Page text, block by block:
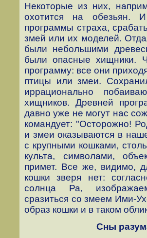
Некоторые из них,
охотится на обезьян.
программы страха,
змей или их моделей.
были небольшими
были опасные хищники.
программу: все они
птицы или змеи.
иррационально
хищников. Древней
давно уже не могут нас
командует: "Осторожно!
и змеи оказываются в
с крупными кошками,
культа, символами,
примет. Все же, видимо,
кошки зверя нет:
солнца Ра,
сразиться со змеем Ими-
образ кошки и в таком
Сны